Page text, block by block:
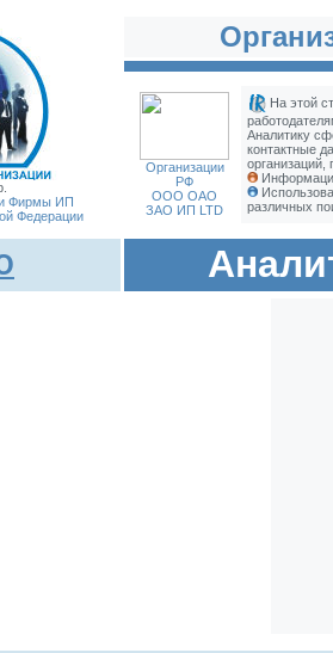
Фирмы ИП
Федерации
Организации
РФ
ООО ОАО
ЗАО ИП LTD
На этой
Аналитику
контактные
различных